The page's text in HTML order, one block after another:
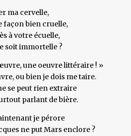
ma cervelle,
façon bien cruelle,
à votre écuelle,
soit immortelle ?
une oeuvre littéraire ! »
ou bien je dois me taire.
se peut rien extraire
parlant de bière.
je pérore
ne put Mars enclore ?